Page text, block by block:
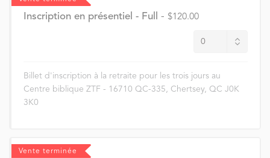
Inscription en présentiel - Full - $120.00
Billet d'inscription à la retraite pour les trois jours au
Centre biblique ZTF - 16710 QC-335, Chertsey, QC J0K
3K0
Vente terminée